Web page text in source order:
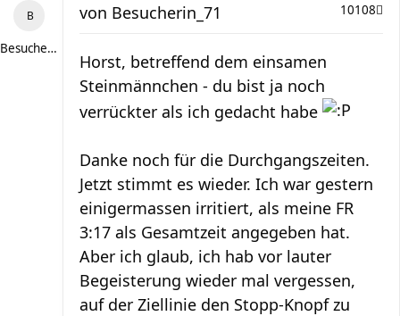
Besucherin_71
10108
von Besucherin_71
Horst, betreffend dem einsamen
Steinmännchen - du bist ja noch
verrückter als ich gedacht habe
Danke noch für die Durchgangszeiten.
Jetzt stimmt es wieder. Ich war gestern
einigermassen irritiert, als meine FR
3:17 als Gesamtzeit angegeben hat.
Aber ich glaub, ich hab vor lauter
Begeisterung wieder mal vergessen,
auf der Ziellinie den Stopp-Knopf zu